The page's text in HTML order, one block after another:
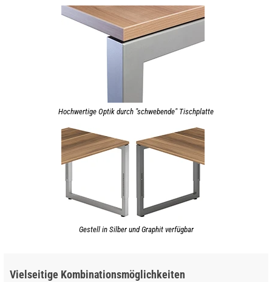
Hochwertige Optik durch "schwebende" Tischplatte
Gestell in Silber und Graphit verfügbar
Vielseitige Kombinationsmöglichkeiten